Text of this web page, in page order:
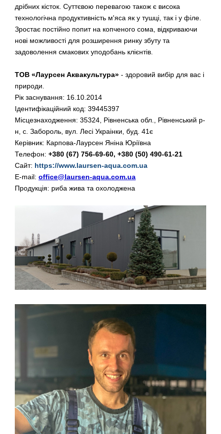
дрібних кісток. Суттєвою перевагою також є висока
технологічна продуктивність м'яса як у тушці, так і у філе.
Зростає постійно попит на копченого сома, відкриваючи
нові можливості для розширення ринку збуту та
задоволення смакових уподобань клієнтів.
ТОВ «Лаурсен Аквакультура» - здоровий вибір для вас і
природи.
Рік заснування: 16.10.2014
Ідентифікаційний код: 39445397
Місцезнаходження: 35324, Рівненська обл., Рівненський р-
н, с. Забороль, вул. Лесі Украінки, буд. 41є
Керівник: Карпова-Лаурсен Яніна Юріївна
Телефон: +380 (67) 756-69-60, +380 (50) 490-61-21
Сайт: https://www.laursen-aqua.com.ua
E-mail: office@laursen-aqua.com.ua
Продукція: риба жива та охолоджена